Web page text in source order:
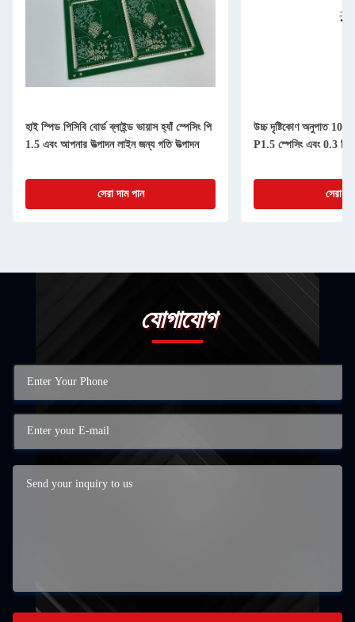
জমা দিন
হাই স্পিড পিসিবি বোর্ড ব্লাইন্ড ভায়াস হ্যাঁ স্পেসিং পি
1.5 এবং আপনার উত্পাদন লাইন জন্য গতি উত্পাদন
সেরা দাম পান
উচ্চ দৃষ্টিকোণ অনুপাত 10
P1.5 স্পেসিং এবং 0.3
সেরা
যোগাযোগ